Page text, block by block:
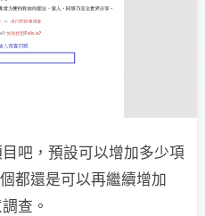
吧，預設可以增加多少項
都還是可以再繼續增加
查。